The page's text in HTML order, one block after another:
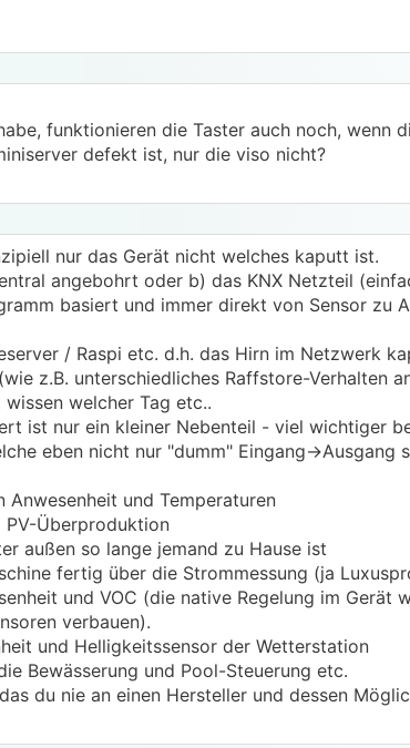
die zu empfehlen sind?
einer konventiellen Installation ist zu
funktionieren die Taster auch noch, wenn
defekt ist, nur die viso nicht?
nur das Gerät nicht welches kaputt ist.
angebohrt oder b) das KNX Netzteil
basiert und immer direkt von Sensor zu
/ Raspi etc. d.h. das Hirn im Netzwerk
z.B. unterschiedliches Raffstore-Verhalten
welcher Tag etc..
ist nur ein kleiner Nebenteil - viel wichtiger
eben nicht nur "dumm" Eingang->Ausgang
und Temperaturen
Überproduktion
außen so lange jemand zu Hause ist
fertig über die Strommessung (ja
und VOC (die native Regelung im Gerät
verbauen).
und Helligkeitssensor der Wetterstation
Bewässerung und Pool-Steuerung etc.
du nie an einen Hersteller und dessen